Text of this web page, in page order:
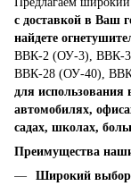
с доставкой в Ваш
найдете
ВВК-2 (ОУ-3), ВВК-
ВВК-28 (ОУ-40),
для использования
автомобилях,
садах, школах,
Преимущества
Широкий выбор